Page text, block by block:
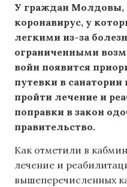
У граждан Молдовы,
коронавирус, у
легкими из-за
ограниченными
войн появится
путевки в
пройти лечение и
поправки в закон
правительство.
Как отметили в
лечение и
вышеперечисленных